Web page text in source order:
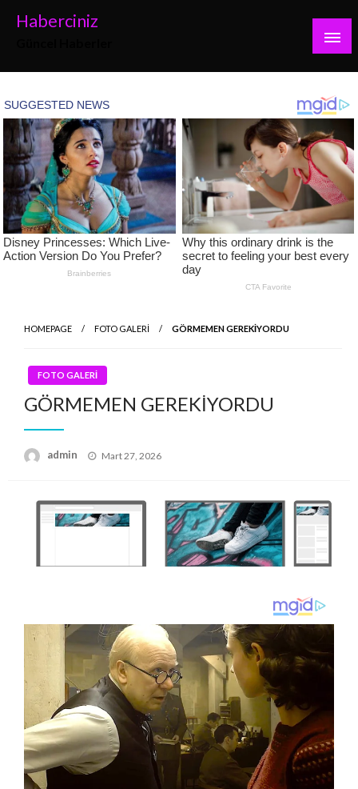
Haberciniz
HOMEPAGE FOTO GALERİ GÖRMEMEN GEREKİYORDU
FOTO GALERİ
GÖRMEMEN GEREKİYORDU
admin
Posted
Mart 27, 2026